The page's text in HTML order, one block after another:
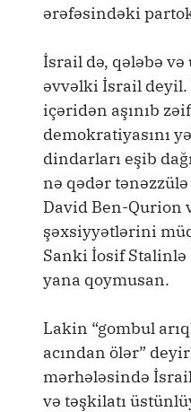
ərəfəsindəki
İsrail də, qələbə
əvvəlki İsrail
içəridən aşınıb
demokratiyasını
dindarları eşib
nə qədər tənəzzülə
David Ben-Qurion
şəxsiyyətlərini
Sanki İosif
yana qoymusan.
Lakin “gombul
acından ölər”
mərhələsində
və təşkilatı